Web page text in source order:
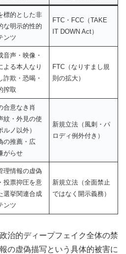
標的とした非
な明示的性的
ンツ
FTC・FCC（TAKE
IT DOWN Act）
音声・映像・
よる本人なり
詐欺・恐喝・
搾取
FTC（なりすまし規
則の拡大）
合意なき肖
紋・外見の使
ルノ以外）
推薦・広
がらせ
新規立法（風刺・パ
ロディ例外付き）
理情報の虚偽
投票抑圧を意
選挙関連合成
ンツ
新規立法（全面禁止
ではなく開示義務）
治的ディープフェイク全体の禁
の虚偽描写という具体的被害に